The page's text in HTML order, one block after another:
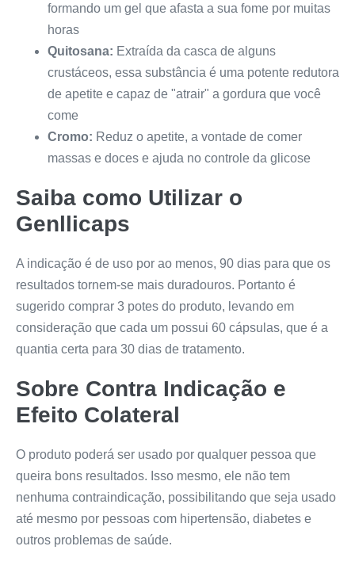
formando um gel que afasta a sua fome por muitas
horas
Quitosana: Extraída da casca de alguns
crustáceos, essa substância é uma potente redutora
de apetite e capaz de "atrair" a gordura que você
come
Cromo: Reduz o apetite, a vontade de comer
massas e doces e ajuda no controle da glicose
Saiba como Utilizar o
Genllicaps
A indicação é de uso por ao menos, 90 dias para que os
resultados tornem-se mais duradouros. Portanto é
sugerido comprar 3 potes do produto, levando em
consideração que cada um possui 60 cápsulas, que é a
quantia certa para 30 dias de tratamento.
Sobre Contra Indicação e
Efeito Colateral
O produto poderá ser usado por qualquer pessoa que
queira bons resultados. Isso mesmo, ele não tem
nenhuma contraindicação, possibilitando que seja usado
até mesmo por pessoas com hipertensão, diabetes e
outros problemas de saúde.